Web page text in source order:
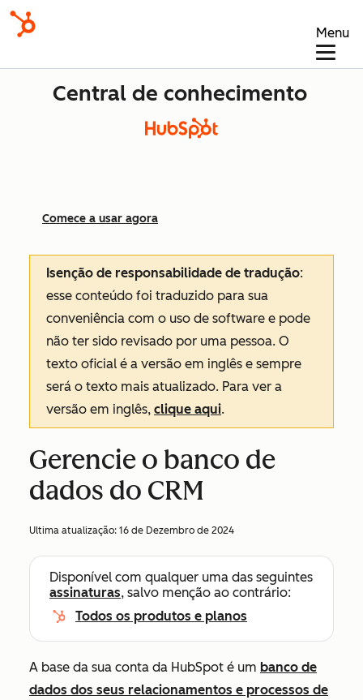
Menu
Central de conhecimento
Comece a usar agora
Isenção de responsabilidade de tradução:
esse conteúdo foi traduzido para sua
conveniência com o uso de software e pode
não ter sido revisado por uma pessoa. O
texto oficial é a versão em inglês e sempre
será o texto mais atualizado. Para ver a
versão em inglês, clique aqui.
Gerencie o banco de
dados do CRM
Ultima atualização: 16 de Dezembro de 2024
Disponível com qualquer uma das seguintes
assinaturas, salvo menção ao contrário:
Todos os produtos e planos
A base da sua conta da HubSpot é um banco de
dados dos seus relacionamentos e processos de